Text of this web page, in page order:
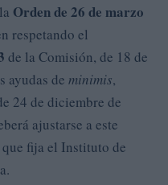
Orden de 26 de marzo
respetando el
de la Comisión, de 18 de
ayudas de minimis,
24 de diciembre de
ajustarse a este
fija el Instituto de